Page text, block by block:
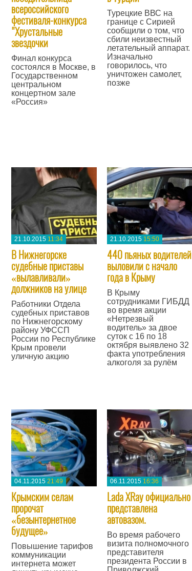
всероссийского
фестиваля-конкурса
"Хрустальные
звездочки
Финал конкурса
состоялся в Москве, в
Государственном
центральном
концертном зале
«Россия»
Турецкие ВВС на
границе с Сирией
сообщили о том, что
сбили неизвестный
летательный аппарат.
Изначально
говорилось, что
уничтожен самолет,
позже
21.10.2015 11:34
В Нижнегорске
судебные приставы
«вылавливали»
должников на улице
Работники Отдела
судебных приставов
по Нижнегорскому
району УФССП
России по Республике
Крым провели
уличную акцию
21.10.2015 15:50
440 пьяных водителей
выловили с начало
года в Крыму
В Крыму
сотрудниками ГИБДД
во время акции
«Нетрезвый
водитель» за двое
суток с 16 по 18
октября выявлено 32
факта употребления
алкоголя за рулём
04.11.2015 21:49
Крымским селам
пророчат
«безынтернетное
будущее»
Повышение тарифов
коммуникации
интернета может
06.11.2015 16:36
Lada XRay официально
представлена
автовазом.
Во время рабочего
визита полномочного
представителя
президента России в